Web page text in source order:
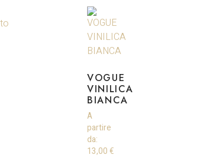
VOGUE
VINILICA
BIANCA
A
partire
da:
13,00€